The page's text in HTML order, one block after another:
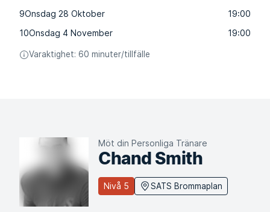
9Onsdag 28 Oktober
19:00
10Onsdag 4 November 19:00
Varaktighet: 60 minuter/tillfälle
Möt din Personliga Tränare
Chand Smith
Nivå 5 SATS Brommaplan